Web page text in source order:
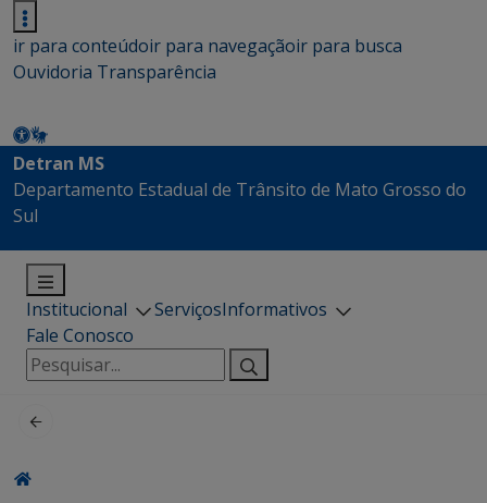
ir para conteúdoir para navegaçãoir para busca
Ouvidoria Transparência
Detran MS
Departamento Estadual de Trânsito de Mato Grosso do
Sul
Institucional ServiçosInformativos
Fale Conosco
Pesquisar
por: